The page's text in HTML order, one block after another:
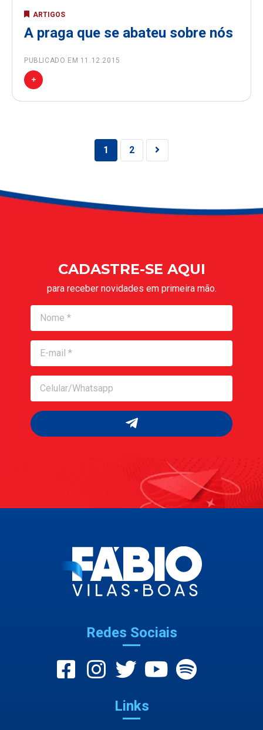
ARTIGOS
A praga que se abateu sobre nós
PUBLICADO EM 11.12.2015
Navegação entre posts
1 2
CADASTRE-SE AQUI
para receber novidades em primeira mão.
Redes Sociais
Links